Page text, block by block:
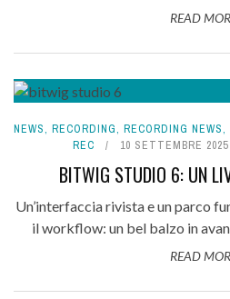
READ
NEWS, RECORDING, RECORDING NEWS,
REC
10 SETTEMBRE 2025
BITWIG STUDIO 6: UN
Un’interfaccia rivista e un parco
il workflow: un bel balzo in
READ